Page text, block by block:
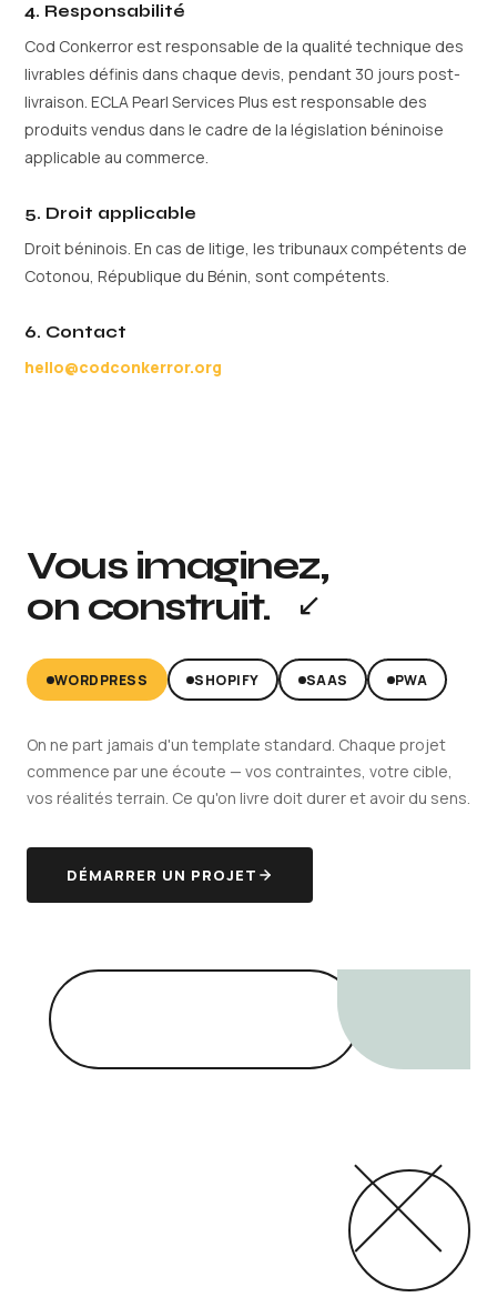
4. Responsabilité
Cod Conkerror est responsable de la qualité technique des
livrables définis dans chaque devis, pendant 30 jours post-
livraison. ECLA Pearl Services Plus est responsable des
produits vendus dans le cadre de la législation béninoise
applicable au commerce.
5. Droit applicable
Droit béninois. En cas de litige, les tribunaux compétents de
Cotonou, République du Bénin, sont compétents.
6. Contact
hello@codconkerror.org
Vous imaginez,
on construit.
↙
WORDPRESS SHOPIFY SAAS PWA
On ne part jamais d'un template standard. Chaque projet
commence par une écoute — vos contraintes, votre cible,
vos réalités terrain. Ce qu'on livre doit durer et avoir du sens.
DÉMARRER UN PROJET